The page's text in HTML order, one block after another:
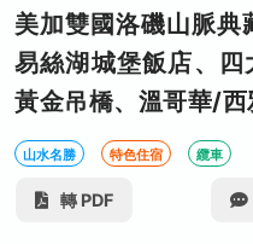
美加雙國洛磯山脈
易絲湖城堡飯店、四
黃金吊橋、溫哥華/西
山水名勝 特色住宿 纜車
轉 PDF